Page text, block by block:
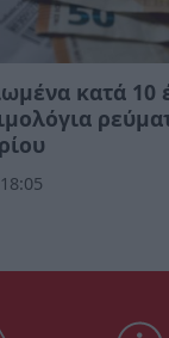
κατά 10